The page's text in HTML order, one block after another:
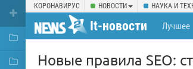
КОРОНАВИРУС НОВОСТИ НАУКА И
It-новости Лучшее
Новые правила SEO: